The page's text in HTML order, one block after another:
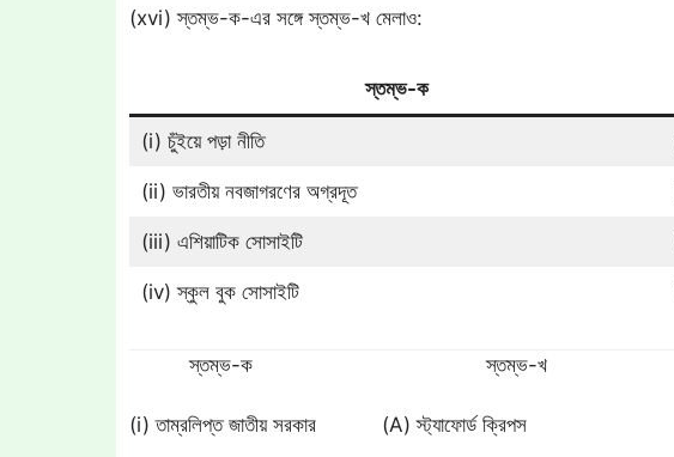
(xvi) স্তম্ভ-ক-এর সঙ্গে স্তম্ভ-খ মেলাও:
স্তম্ভ-ক
(i) চুঁইয়ে পড়া নীতি
(ii) ভারতীয় নবজাগরণের অগ্রদূত
(iii) এশিয়াটিক সোসাইটি
(iv) স্কুল বুক সোসাইটি
স্তম্ভ-ক স্তম্ভ-খ
(i) তাম্রলিপ্ত জাতীয় সরকার (A) স্ট্যাফোর্ড ক্রিপস